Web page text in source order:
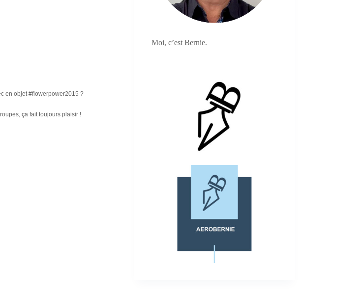
en objet #flowerpower2015 ?
ça fait toujours plaisir !
Moi, c’est Bernie.